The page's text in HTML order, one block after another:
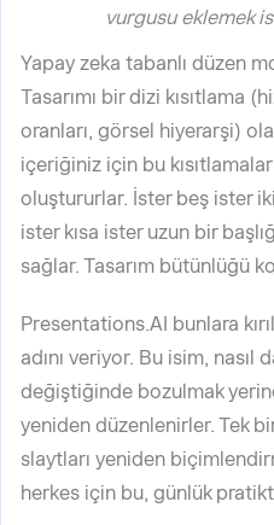
vurgusu eklemek
Yapay zeka tabanlı düzen
Tasarımı bir dizi kısıtlama
oranları, görsel hiyerarşi)
içeriğiniz için bu
oluştururlar. İster beş ister
ister kısa ister uzun bir
sağlar. Tasarım bütünlüğü
Presentations.AI bunlara
adını veriyor. Bu isim, nasıl
değiştiğinde bozulmak
yeniden düzenlenirler. Tek
slaytları yeniden
herkes için bu, günlük